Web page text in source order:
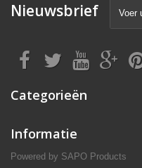
Nieuwsbrief
Categorieën
Informatie
Powered by SAPO Products